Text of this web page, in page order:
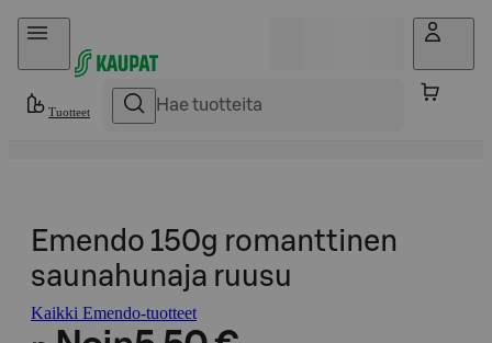
Hyppää sisältöön
Tuotteet
Emendo 150g romanttinen
saunahunaja ruusu
Kaikki Emendo-tuotteet